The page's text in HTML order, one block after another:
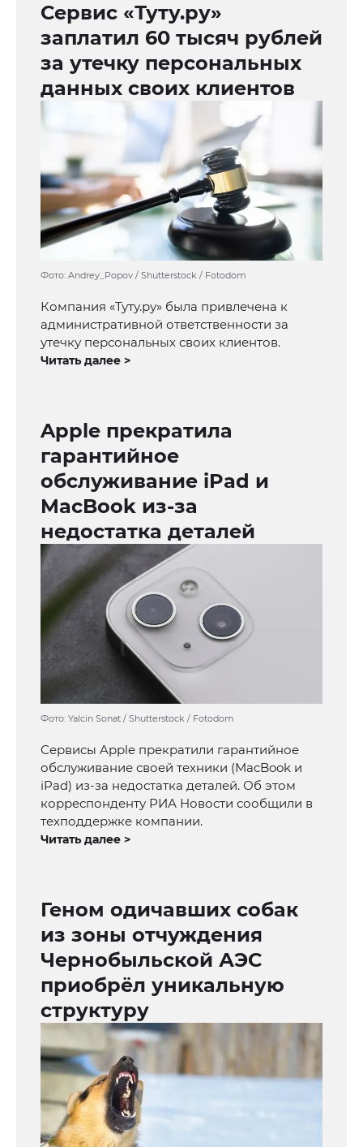
Сервис «Туту.ру»
заплатил 60 тысяч рублей
за утечку персональных
данных своих клиентов
Фото: Andrey_Popov / Shutterstock / Fotodom
Компания «Туту.ру» была привлечена к
административной ответственности за
утечку персональных своих клиентов.
Читать далее >
Apple прекратила
гарантийное
обслуживание iPad и
MacBook из-за
недостатка деталей
Фото: Yalcin Sonat / Shutterstock / Fotodom
Сервисы Apple прекратили гарантийное
обслуживание своей техники (MacBook и
iPad) из-за недостатка деталей. Об этом
корреспонденту РИА Новости сообщили в
техподдержке компании.
Читать далее >
Геном одичавших собак
из зоны отчуждения
Чернобыльской АЭС
приобрёл уникальную
структуру